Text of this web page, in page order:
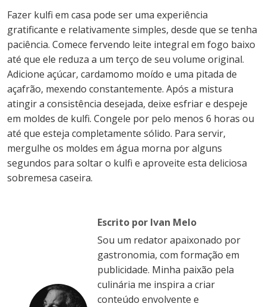
Fazer kulfi em casa pode ser uma experiência
gratificante e relativamente simples, desde que se tenha
paciência. Comece fervendo leite integral em fogo baixo
até que ele reduza a um terço de seu volume original.
Adicione açúcar, cardamomo moído e uma pitada de
açafrão, mexendo constantemente. Após a mistura
atingir a consistência desejada, deixe esfriar e despeje
em moldes de kulfi. Congele por pelo menos 6 horas ou
até que esteja completamente sólido. Para servir,
mergulhe os moldes em água morna por alguns
segundos para soltar o kulfi e aproveite esta deliciosa
sobremesa caseira.
Escrito por Ivan Melo
Sou um redator apaixonado por
gastronomia, com formação em
publicidade. Minha paixão pela
culinária me inspira a criar
conteúdo envolvente e